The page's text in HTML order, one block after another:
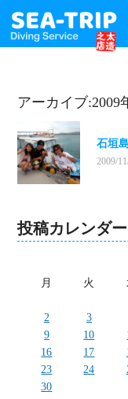
アーカイブ:2009
石垣
2009/
投稿カレンダー
月
火
2
3
9
10
16
17
23
24
30